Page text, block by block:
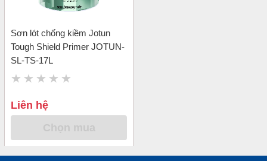
Sơn lót chống kiềm Jotun
Tough Shield Primer JOTUN-
SL-TS-17L
Liên hệ